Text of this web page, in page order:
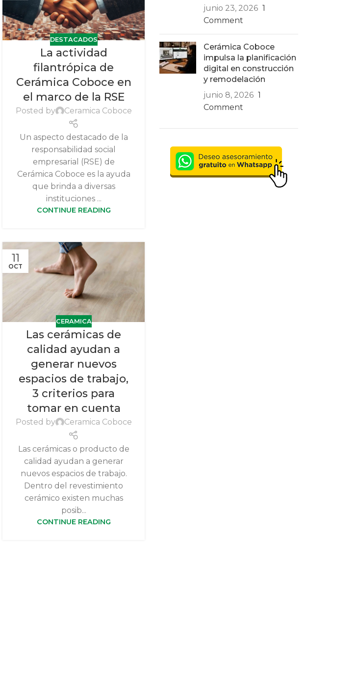
DESTACADOS
La actividad
filantrópica de
Cerámica Coboce en
el marco de la RSE
Posted by Ceramica Coboce
Un aspecto destacado de la
responsabilidad social
empresarial (RSE) de
Cerámica Coboce es la ayuda
que brinda a diversas
instituciones ...
CONTINUE READING
11
OCT
CERAMICA
Las cerámicas de
calidad ayudan a
generar nuevos
espacios de trabajo,
3 criterios para
tomar en cuenta
Posted by Ceramica Coboce
Las cerámicas o producto de
calidad ayudan a generar
nuevos espacios de trabajo.
Dentro del revestimiento
cerámico existen muchas
posib...
CONTINUE READING
junio 23, 2026 1
Comment
Cerámica Coboce
impulsa la planificación
digital en construcción
y remodelación
junio 8, 2026 1
Comment